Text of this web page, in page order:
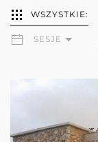
WSZYSTKIE:
SESJE